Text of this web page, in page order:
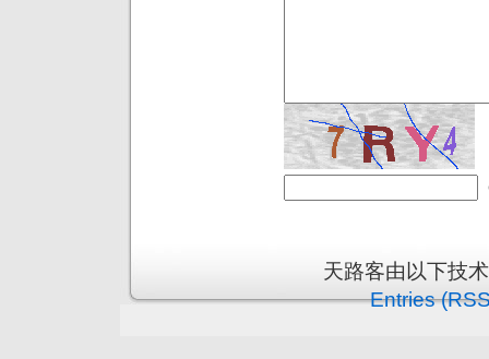
天路客由以下技
Entries